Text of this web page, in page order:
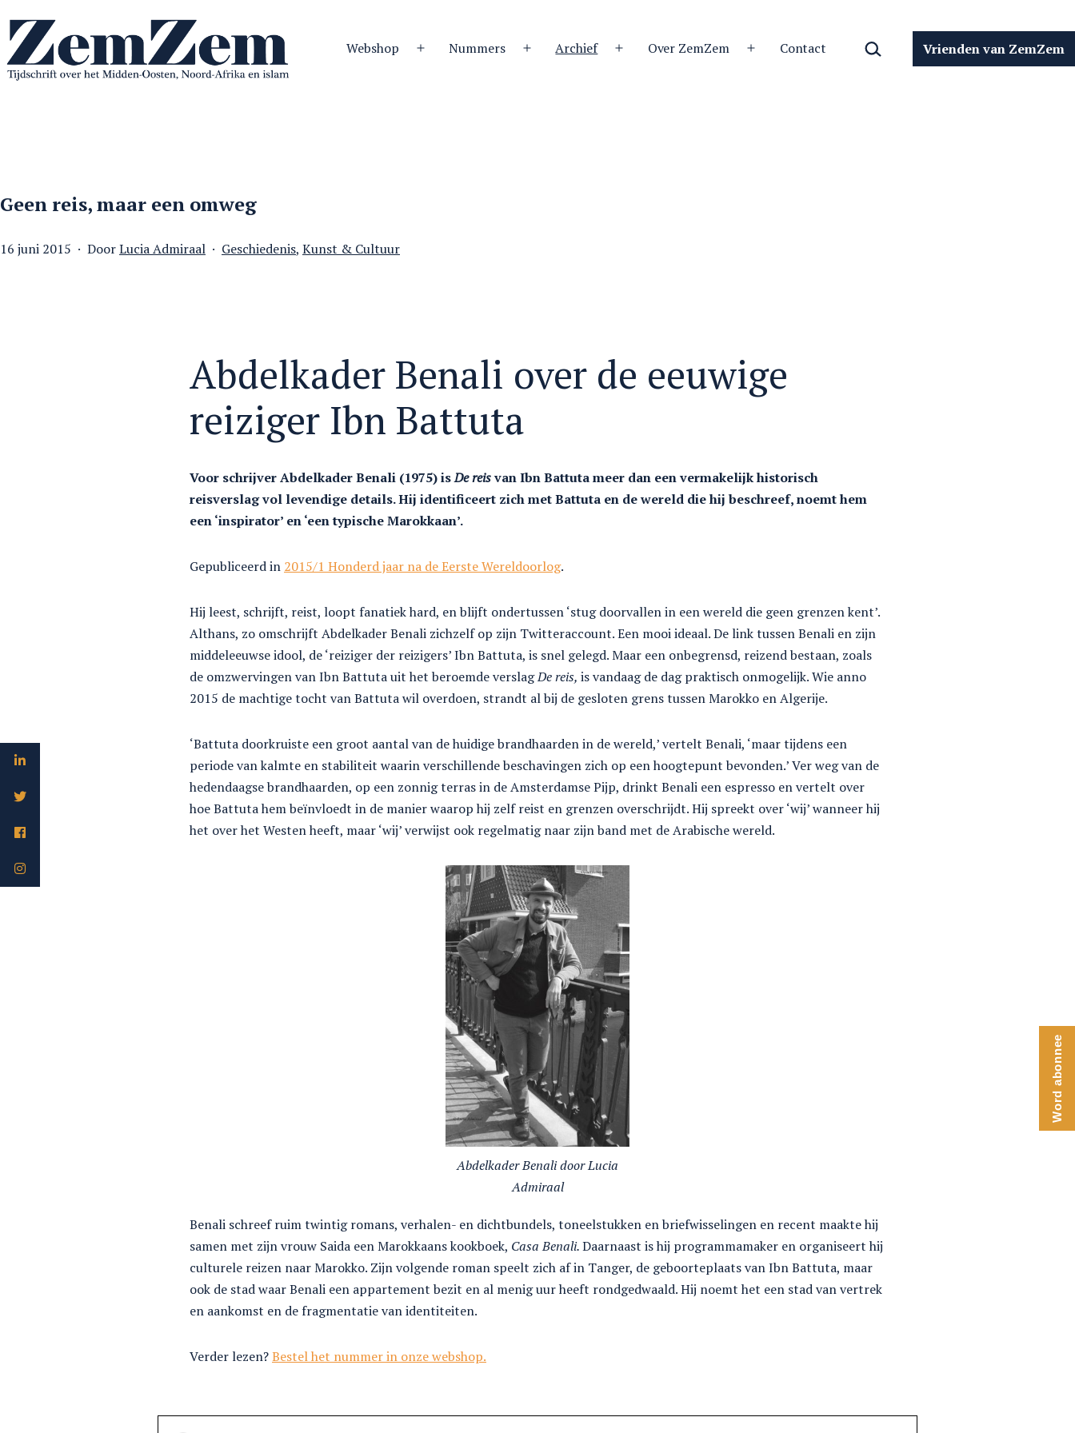
naar
de
inhoud
Webshop
Open
Nummers
Open
Archief
Open
Over ZemZem
Open
Contact Zoeken… Vrienden van ZemZem
Geen reis, maar een omweg
Gepubliceerd
16 juni 2015 DoorLucia Admiraal
Gecategoriseerd
Geschiedenis, Kunst & Cultuur
Abdelkader Benali over de eeuwige
reiziger Ibn Battuta
Voor schrijver Abdelkader Benali (1975) isDe reisvan Ibn Battuta meer dan een vermakelijk historisch
reisverslag vol levendige details. Hij identificeert zich met Battuta en de wereld die hij beschreef, noemt hem
een ‘inspirator’ en ‘een typische Marokkaan’.
Gepubliceerd in 2015/1 Honderd jaar na de Eerste Wereldoorlog.
Hij leest, schrijft, reist, loopt fanatiek hard, en blijft ondertussen ‘stug doorvallen in een wereld die geen grenzen kent’.
Althans, zo omschrijft Abdelkader Benali zichzelf op zijn Twitteraccount. Een mooi ideaal. De link tussen Benali en zijn
middeleeuwse idool, de ‘reiziger der reizigers’ Ibn Battuta, is snel gelegd. Maar een onbegrensd, reizend bestaan, zoals
de omzwervingen van Ibn Battuta uit het beroemde verslagDe reis, is vandaag de dag praktisch onmogelijk. Wie anno
2015 de machtige tocht van Battuta wil overdoen, strandt al bij de gesloten grens tussen Marokko en Algerije.
‘Battuta doorkruiste een groot aantal van de huidige brandhaarden in de wereld,’ vertelt Benali, ‘maar tijdens een
periode van kalmte en stabiliteit waarin verschillende beschavingen zich op een hoogtepunt bevonden.’ Ver weg van de
hedendaagse brandhaarden, op een zonnig terras in de Amsterdamse Pijp, drinkt Benali een espresso en vertelt over
hoe Battuta hem beïnvloedt in de manier waarop hij zelf reist en grenzen overschrijdt. Hij spreekt over ‘wij’ wanneer hij
het over het Westen heeft, maar ‘wij’ verwijst ook regelmatig naar zijn band met de Arabische wereld.
Abdelkader Benali door Lucia
Admiraal
Benali schreef ruim twintig romans, verhalen- en dichtbundels, toneelstukken en briefwisselingen en recent maakte hij
samen met zijn vrouw Saida een Marokkaans kookboek, Casa Benali.Daarnaast is hij programmamaker en organiseert hij
culturele reizen naar Marokko. Zijn volgende roman speelt zich af in Tanger, de geboorteplaats van Ibn Battuta, maar
ook de stad waar Benali een appartement bezit en al menig uur heeft rondgedwaald. Hij noemt het een stad van vertrek
en aankomst en de fragmentatie van identiteiten.
Verder lezen?Bestel het nummer in onze webshop.
Word abonnee